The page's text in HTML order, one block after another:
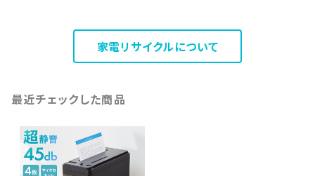
家電リサイクルについて
最近チェックした商品